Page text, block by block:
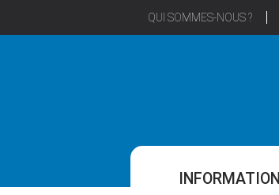
QUI SOMMES-NOUS ?
INFORMATION